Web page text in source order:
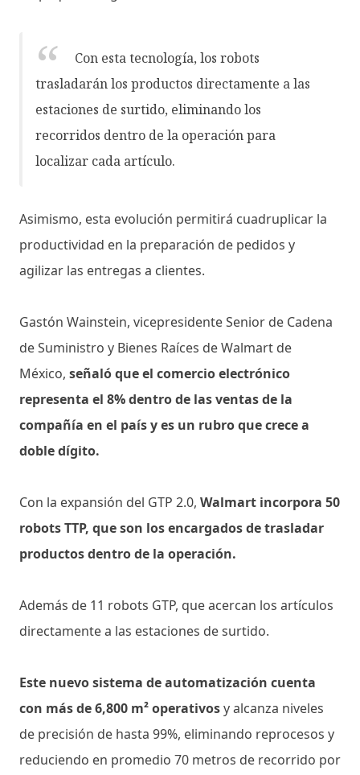
Con esta tecnología, los robots
trasladarán los productos directamente a las
estaciones de surtido, eliminando los
recorridos dentro de la operación para
localizar cada artículo.
Asimismo, esta evolución permitirá cuadruplicar la
productividad en la preparación de pedidos y
agilizar las entregas a clientes.
Gastón Wainstein, vicepresidente Senior de Cadena
de Suministro y Bienes Raíces de Walmart de
México, señaló que el comercio electrónico
representa el 8% dentro de las ventas de la
compañía en el país y es un rubro que crece a
doble dígito.
Con la expansión del GTP 2.0, Walmart incorpora 50
robots TTP, que son los encargados de trasladar
productos dentro de la operación.
Además de 11 robots GTP, que acercan los artículos
directamente a las estaciones de surtido.
Este nuevo sistema de automatización cuenta
con más de 6,800 m² operativosy alcanza niveles
de precisión de hasta 99%, eliminando reprocesos y
reduciendo en promedio 70 metros de recorrido por